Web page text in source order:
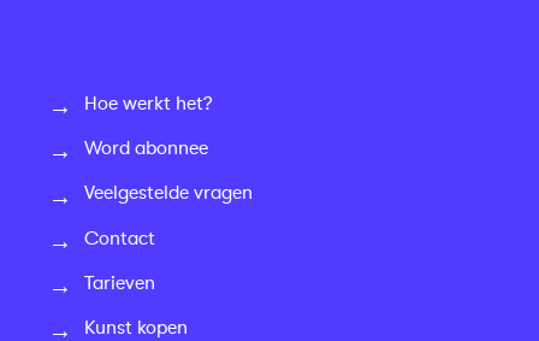
Hoe werkt het?
Word abonnee
Veelgestelde vragen
Contact
Tarieven
Kunst kopen